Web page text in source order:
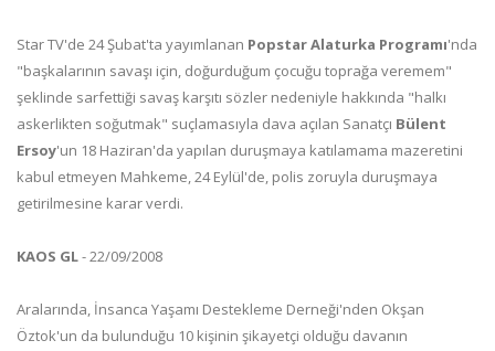
Star TV'de 24 Şubat'ta yayımlanan Popstar Alaturka Programı'nda
"başkalarının savaşı için, doğurduğum çocuğu toprağa veremem"
şeklinde sarfettiği savaş karşıtı sözler nedeniyle hakkında "halkı
askerlikten soğutmak" suçlamasıyla dava açılan Sanatçı Bülent
Ersoy'un 18 Haziran'da yapılan duruşmaya katılamama mazeretini
kabul etmeyen Mahkeme, 24 Eylül'de, polis zoruyla duruşmaya
getirilmesine karar verdi.
KAOS GL- 22/09/2008
Aralarında, İnsanca Yaşamı Destekleme Derneği'nden Okşan
Öztok'un da bulunduğu 10 kişinin şikayetçi olduğu davanın